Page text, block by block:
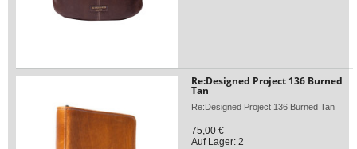
Re:Designed Project 136 Burned
Tan
Re:Designed Project 136 Burned Tan
75,00 €
Auf Lager: 2